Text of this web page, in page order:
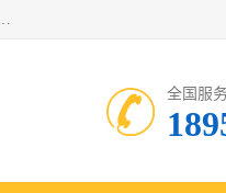
噪声。常见的消音器类型包括阻性消声器、抗性消声器、共振消声器以及阻抗复合式消声器等。这些消音器各有特点，适用于不同频率的噪声消除。
全国服